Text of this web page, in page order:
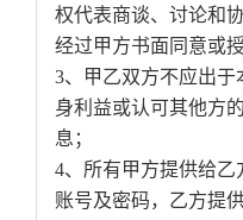
权代表商谈、讨论和
经过甲方书面同意或
3、甲乙双方不应出于
身利益或认可其他方
息；
4、所有甲方提供给
账号及密码，乙方提